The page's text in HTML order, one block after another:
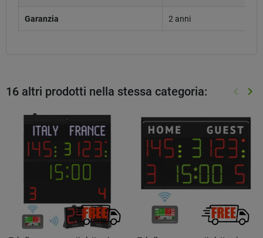
Garanzia 2 anni
16 altri prodotti nella stessa categoria: keyboard_arrow_left keyboard_arrow_right